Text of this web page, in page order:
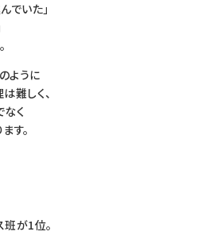
でいた」
ように
難しく、
く
す。
が1位。